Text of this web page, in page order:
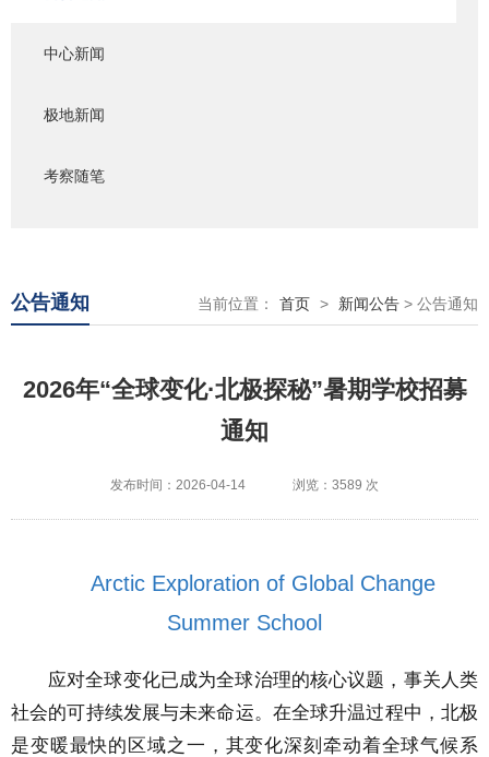
中心新闻
极地新闻
考察随笔
公告通知 当前位置： 首页 > 新闻公告 > 公告通知
2026年“全球变化·北极探秘”暑期学校招募
通知
发布时间：2026-04-14 浏览：3589 次
Arctic Exploration of Global Change
Summer School
应对全球变化已成为全球治理的核心议题，事关人类
社会的可持续发展与未来命运。在全球升温过程中，北极
是变暖最快的区域之一，其变化深刻牵动着全球气候系